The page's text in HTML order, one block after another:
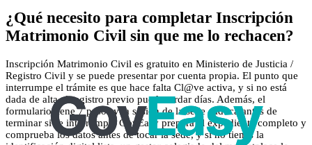
¿Qué necesito para completar Inscripción
Matrimonio Civil sin que me lo rechacen?
Inscripción Matrimonio Civil es gratuito en Ministerio de Justicia /
Registro Civil y se puede presentar por cuenta propia. El punto que
interrumpe el trámite es que hace falta Cl@ve activa, y si no está
dada de alta el registro previo puede tardar días. Además, el
formulario tiene 7 pasos y la sesión de la sede caduca antes de
terminar si se interrumpe. GovEasy prepara el expediente completo y
comprueba los datos antes de tocar la sede, y si no tienes la